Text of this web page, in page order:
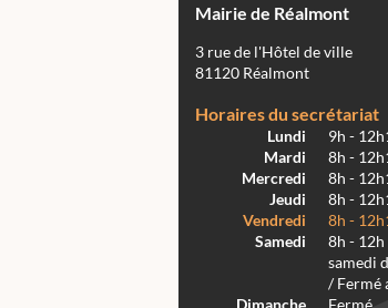
Mairie de Réalmont
3 rue de l'Hôtel de ville
81120 Réalmont
Horaires du secrétariat
Lundi
9h -
Mardi
8h -
Mercredi
8h -
Jeudi
8h -
Vendredi
8h -
Samedi
8h - 12h
samedi
/ Fermé
Dimanche
Fermé